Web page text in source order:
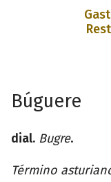
Búguere
dial. Bugre.
Término